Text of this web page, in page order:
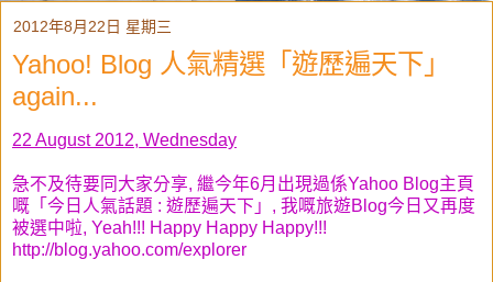
2012年8月22日 星期三
Yahoo! Blog 人氣精選「遊歷遍天下」
again...
22 August 2012, Wednesday
急不及待要同大家分享, 繼今年6月出現過係Yahoo Blog主頁
嘅「今日人氣話題 : 遊歷遍天下」, 我嘅旅遊Blog今日又再度
被選中啦, Yeah!!! Happy Happy Happy!!!
http://blog.yahoo.com/explorer